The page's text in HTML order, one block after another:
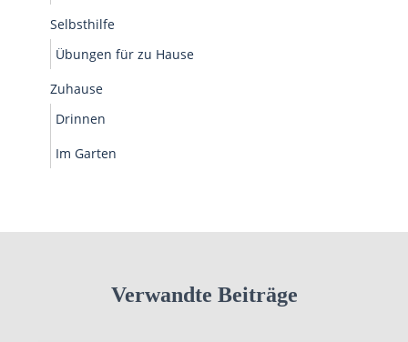
Selbsthilfe
Übungen für zu Hause
Zuhause
Drinnen
Im Garten
Verwandte Beiträge